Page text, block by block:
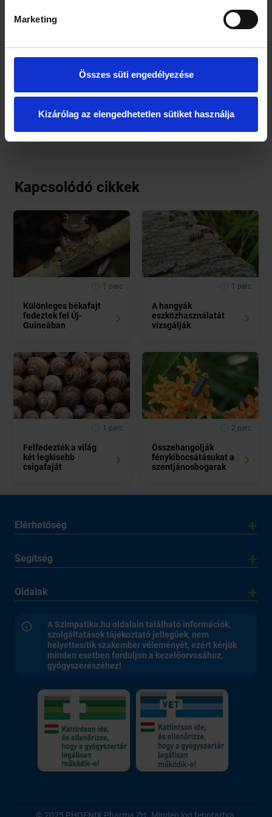
Marketing
Összes süti engedélyezése
Kizárólag az elengedhetetlen sütiket használja
és bár Új-Guineát az esőerdők, Észak-Ausztráliát pedig a
szavannák jellemzik, számos élőlénycsoporton osztozik a
béka és zöld ausztrál rokona közt 5,3-2,6 millió éve még
aktív kapcsolat állt fenn. Ez azt is jelenti, hogy ekkor még az
észak-ausztrál és a dél-új-guineai élőhelyek megszakítás
Kapcsolódó cikkek
1 perc
Különleges békafajt
fedeztek fel Új-
Guineában
1 perc
A hangyák
eszközhasználatát
vizsgálják
1 perc
Felfedezték a világ
két legkisebb
csigafaját
2 perc
Összehangolják
fénykibocsátásukat a
szentjánosbogarak
Elérhetőség
Segítség
Oldalak
A Szimpatika.hu oldalain található információk,
szolgáltatások tájékoztató jellegűek, nem
helyettesítik szakember véleményét, ezért kérjük
minden esetben forduljon a kezelőorvosához,
gyógyszerészéhez!